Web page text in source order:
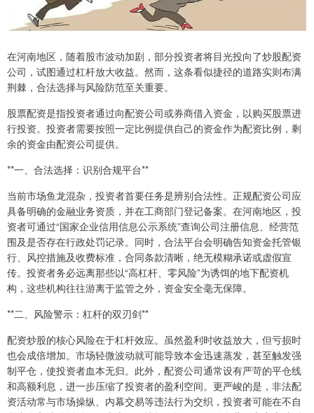
在河南地区，随着股市波动加剧，部分投资者将目光投向了炒股配资
公司，试图通过杠杆放大收益。然而，这条看似捷径的道路实则布满
荆棘，合法选择与风险防范至关重要。
股票配资是指投资者通过向配资公司或券商借入资金，以购买股票进
行投资。投资者需要按照一定比例提供自己的资金作为配资比例，剩
余的资金由配资公司提供。
**一、合法选择：识别合规平台**
当前市场鱼龙混杂，投资者首要任务是辨别合法性。正规配资公司应
具备明确的金融业务资质，并在工商部门登记备案。在河南地区，投
资者可通过“国家企业信用信息公示系统”查询公司注册信息、经营范
围及是否存在行政处罚记录。同时，合法平台会明确告知资金托管银
行、风控措施及收费标准，合同条款清晰，绝无模糊承诺或虚假宣
传。投资者务必远离那些以“高杠杆、零风险”为诱饵的地下配资机
构，这些机构往往游离于监管之外，资金安全毫无保障。
**二、风险警示：杠杆的双刃剑**
配资炒股的核心风险在于杠杆效应。虽然盈利时收益放大，但亏损时
也会成倍增加。市场轻微波动就可能导致本金迅速蒸发，甚至触发强
制平仓，使投资者血本无归。此外，配资公司通常设有严苛的平仓线
和高额利息，进一步压缩了投资者的盈利空间。更严峻的是，非法配
资活动常与市场操纵、内幕交易等违法行为交织，投资者可能在不自